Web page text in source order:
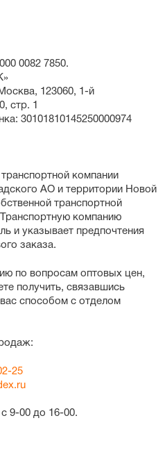
0082 7850.
123060, 1-й
стр. 1
30101810145250000974
компании
АО и территории Новой
транспортной
компанию
и указывает предпочтения
заказа.
по вопросам оптовых цен,
получить, связавшись
способом с отделом
25
9-00 до 16-00.